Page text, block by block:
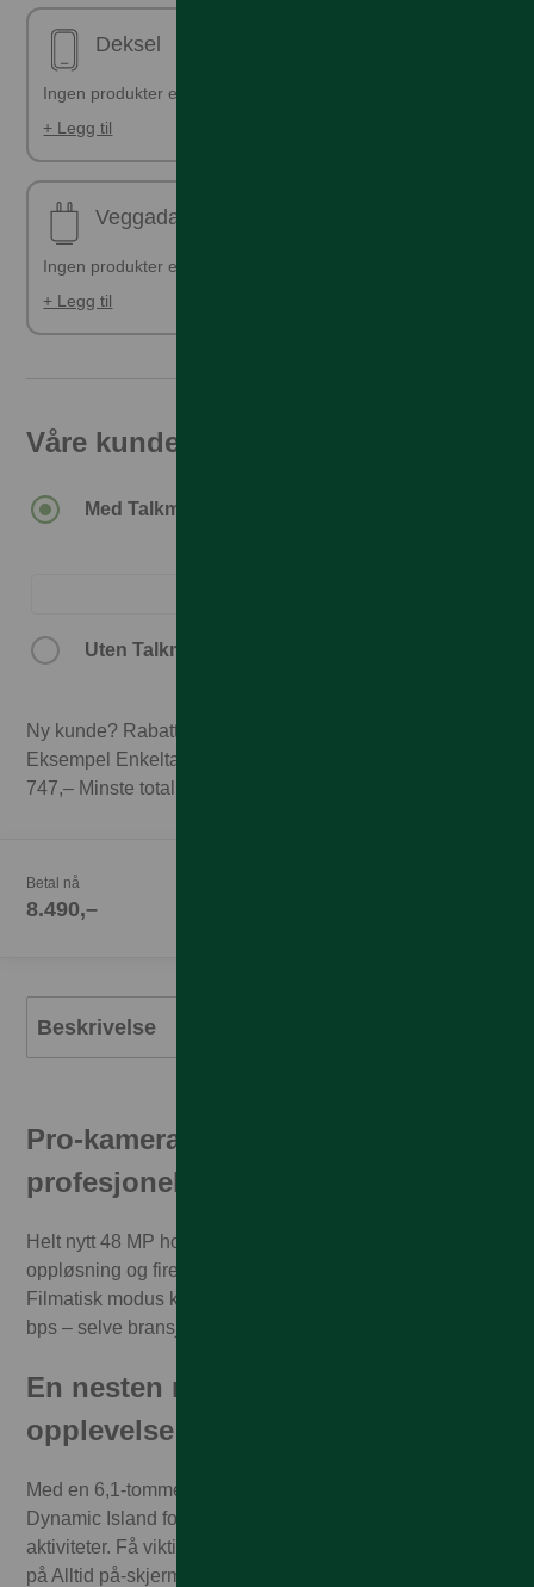
Deksel
Ingen produkter er valgt
+ Legg til
Veggadapter
Ingen produkter er valgt
+ Legg til
Våre kunder får den beste prisen
Med Talkmore-abonnement.
Uten Talkmore-abonnement.
Ny kunde? Rabatten forutsetter 3 mnd abonnement.
Eksempel Enkeltabonnement 1GB til 249,– x 3 mnd =
747,– Minste totalpris med 3 mnd abonnement 9.237,–
Betal nå
8.490,–
Beskrivelse
Pro-kamerasystemet blir mye mer
profesjonelt
Helt nytt 48 MP hovedkamera for opptil 4x bedre
oppløsning og fire alternativer for zooming. Med
Filmatisk modus kan du ta opp HDR-video i 4K med 24
bps – selve bransjestandarden i filmindustrien.
En nesten magisk ny iPhone-
opplevelse
Med en 6,1-tommers Super Retina XDR-skjerm.
Dynamic Island forvandler hvordan du ser varslinger og
aktiviteter. Få viktig informasjon ved å kaste et raskt blikk
på Alltid på-skjermen.